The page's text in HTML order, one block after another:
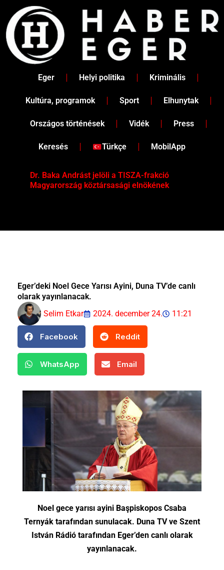
content
Eger Helyi politika Kriminális
Kultúra, programok Sport Elhunytak
Országos történések Vidék Press
Keresés Türkçe MobilApp
Dr. Baka Andrást jelöli a TISZA-frakció
Magyarország köztársasági elnökének
Eger’deki Noel Gece Yarısı Ayini, Duna TV’de canlı
olarak yayınlanacak.
Selim Etkar
2024. december 24. 11:21
Facebook Reddit
WhatsApp Email
Noel gece yarısı ayini Başpiskopos Csaba
Ternyák tarafından sunulacak. Duna TV ve Szent
István Rádió tarafından Eger’den canlı olarak
yayınlanacak.